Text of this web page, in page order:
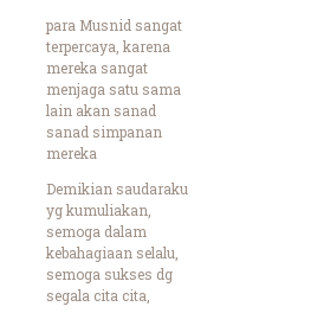
para Musnid sangat
terpercaya, karena
mereka sangat
menjaga satu sama
lain akan sanad
sanad simpanan
mereka
Demikian saudaraku
yg kumuliakan,
semoga dalam
kebahagiaan selalu,
semoga sukses dg
segala cita cita,